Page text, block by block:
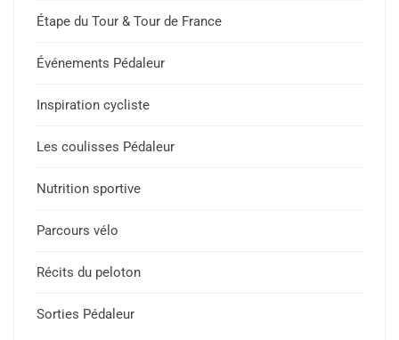
Étape du Tour & Tour de France
Événements Pédaleur
Inspiration cycliste
Les coulisses Pédaleur
Nutrition sportive
Parcours vélo
Récits du peloton
Sorties Pédaleur